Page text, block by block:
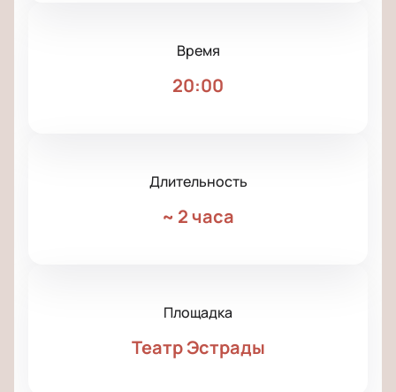
Время
20:00
Длительность
~ 2 часа
Площадка
Театр Эстрады